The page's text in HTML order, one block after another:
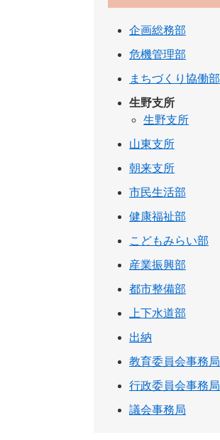
企画総務部
危機管理部
まちづくり協働部
生野支所
生野支所
山東支所
朝来支所
市民生活部
健康福祉部
こどもみらい部
産業振興部
都市整備部
上下水道部
出納
教育委員会事務局
行政委員会事務局
議会事務局